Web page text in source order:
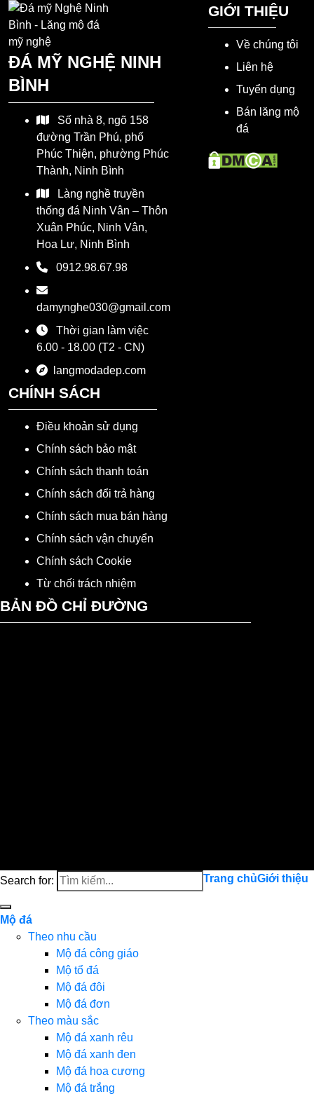
ĐÁ MỸ NGHỆ NINH
BÌNH
Số nhà 8, ngõ 158
đường Trần Phú, phố
Phúc Thiện, phường Phúc
Thành, Ninh Bình
Làng nghề truyền
thống đá Ninh Vân – Thôn
Xuân Phúc, Ninh Vân,
Hoa Lư, Ninh Bình
0912.98.67.98
damynghe030@gmail.com
Thời gian làm việc
6.00 - 18.00 (T2 - CN)
langmodadep.com
GIỚI THIỆU
Về chúng tôi
Liên hệ
Tuyển dụng
Bán lăng mộ
đá
CHÍNH SÁCH
Điều khoản sử dụng
Chính sách bảo mật
Chính sách thanh toán
Chính sách đổi trả hàng
Chính sách mua bán hàng
Chính sách vận chuyển
Chính sách Cookie
Từ chối trách nhiệm
BẢN ĐỒ CHỈ ĐƯỜNG
Search for: Trang chủGiới thiệu
Mộ đá
Theo nhu cầu
Mộ đá công giáo
Mộ tổ đá
Mộ đá đôi
Mộ đá đơn
Theo màu sắc
Mộ đá xanh rêu
Mộ đá xanh đen
Mộ đá hoa cương
Mộ đá trắng